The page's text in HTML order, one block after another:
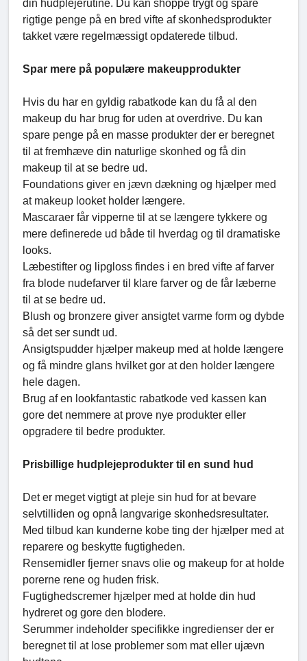
din hudplejerutine. Du kan shoppe trygt og spare
rigtige penge på en bred vifte af skonhedsprodukter
takket være regelmæssigt opdaterede tilbud.
Spar mere på populære makeupprodukter
Hvis du har en gyldig rabatkode kan du få al den
makeup du har brug for uden at overdrive. Du kan
spare penge på en masse produkter der er beregnet
til at fremhæve din naturlige skonhed og få din
makeup til at se bedre ud.
Foundations giver en jævn dækning og hjælper med
at makeup looket holder længere.
Mascaraer får vipperne til at se længere tykkere og
mere definerede ud både til hverdag og til dramatiske
looks.
Læbestifter og lipgloss findes i en bred vifte af farver
fra blode nudefarver til klare farver og de får læberne
til at se bedre ud.
Blush og bronzere giver ansigtet varme form og dybde
så det ser sundt ud.
Ansigtspudder hjælper makeup med at holde længere
og få mindre glans hvilket gor at den holder længere
hele dagen.
Brug af en lookfantastic rabatkode ved kassen kan
gore det nemmere at prove nye produkter eller
opgradere til bedre produkter.
Prisbillige hudplejeprodukter til en sund hud
Det er meget vigtigt at pleje sin hud for at bevare
selvtilliden og opnå langvarige skonhedsresultater.
Med tilbud kan kunderne kobe ting der hjælper med at
reparere og beskytte fugtigheden.
Rensemidler fjerner snavs olie og makeup for at holde
porerne rene og huden frisk.
Fugtighedscremer hjælper med at holde din hud
hydreret og gore den blodere.
Serummer indeholder specifikke ingredienser der er
beregnet til at lose problemer som mat eller ujævn